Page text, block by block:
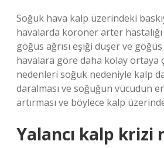
Soğuk hava kalp üzerindeki
havalarda koroner arter hastalığı
göğüs ağrısı eşiği düşer ve göğüs
havalara göre daha kolay ortaya
nedenleri soğuk nedeniyle kalp
daralması ve soğuğun vücudun
artırması ve böylece kalp
Yalancı kalp krizi